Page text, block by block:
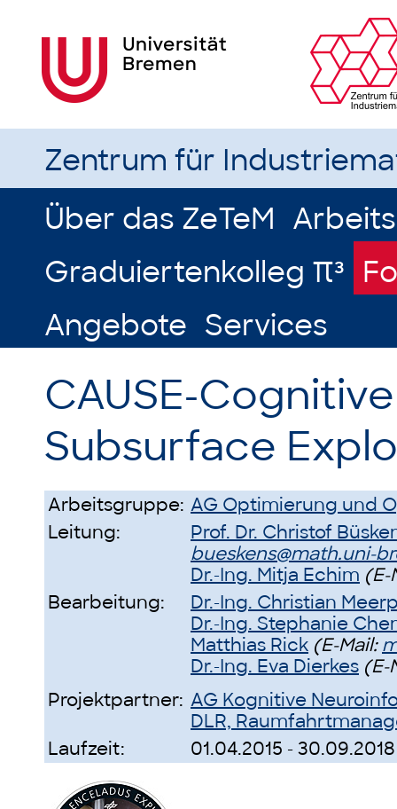
Zentrum für
Über das ZeTeM
Graduiertenkolleg π³
Angebote Services
CAUSE-
Subsurface
Arbeitsgruppe: AG Optimierung und
Leitung:
Prof. Dr. Christof
bueskens@math.uni-
Dr.-Ing. Mitja Echim (E-
Bearbeitung:
Dr.-Ing. Christian
Dr.-Ing. Stephanie
Matthias Rick (E-Mail:
Dr.-Ing. Eva Dierkes (E-
Projektpartner: AG Kognitive
DLR,
Laufzeit:
01.04.2015 - 30.09.2018